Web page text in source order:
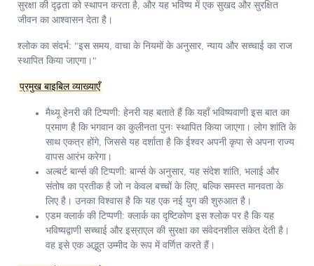
सुरक्षा की दृढ़ता को स्थापन करता है, और यह भविष्य में एक सुखद और सुरक्षित
जीवन का आश्वासन देता है।
श्लोक का संदर्भ: "इस समय, वाचा के नियमों के अनुसार, न्याय और सच्चाई का राज
स्थापित किया जाएगा।"
प्रमुख बाइबिल व्याख्याएँ
मैथ्यू हेनरी की टिप्पणी: हेनरी यह बताते हैं कि यहाँ भविष्यवाणी इस बात का
प्रमाण है कि भगवान का कुलीनता पुनः स्थापित किया जाएगा। लोग शांति के
साथ एकत्र होंगे, जिससे यह दर्शाता है कि ईश्वर अपनी कृपा से अपना राज्य
वापस आरंभ करेगा।
अल्बर्ट बार्न्स की टिप्पणी: बार्न्स के अनुसार, यह संदेश शांति, भलाई और
संतोष का प्रतीक है जो न केवल बच्चों के लिए, बल्कि समस्त मानवता के
लिए है। उनका विश्वास है कि यह एक नई युग की शुरुआत है।
एडम क्लार्क की टिप्पणी: क्लार्क का दृष्टिकोण इस श्लोक पर है कि यह
भविष्यद्वाणी सच्चाई और इस्राएल की सुरक्षा का संवेदनशील संकेत देती है।
वह इसे एक अद्भुत उम्मीद के रूप में वर्णित करते हैं।